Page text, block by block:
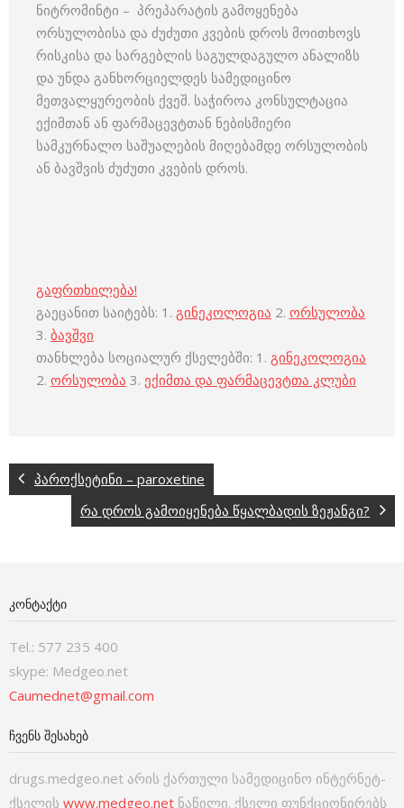
ნიტრომინტი – პრეპარატის გამოყენება
ორსულობისა და ძუძუთი კვების დროს მოითხოვს
რისკისა და სარგებლის საგულდაგულო ანალიზს
და უნდა განხორციელდეს სამედიცინო
მეთვალყურეობის ქვეშ. საჭიროა კონსულტაცია
ექიმთან ან ფარმაცევტთან ნებისმიერი
სამკურნალო საშუალების მიღებამდე ორსულობის
ან ბავშვის ძუძუთი კვების დროს.
გაფრთხილება!
გაეცანით საიტებს: 1. გინეკოლოგია 2. ორსულობა
3. ბავშვი
თანხლება სოციალურ ქსელებში: 1. გინეკოლოგია
2. ორსულობა 3. ექიმთა და ფარმაცევტთა კლუბი
პაროქსეტინი – paroxetine
რა დროს გამოიყენება წყალბადის ზეჟანგი?
ᲙᲝᲜᲢᲐᲥᲢᲘ
Tel.: 577 235 400
skype: Medgeo.net
Caumednet@gmail.com
ᲩᲕᲔᲜᲡ ᲨᲔᲡᲐᲮᲔᲑ
drugs.medgeo.net არის ქართული სამედიცინო ინტერნეტ-
ქსელის www.medgeo.net ნაწილი. ქსელი ფუნქციონირებს